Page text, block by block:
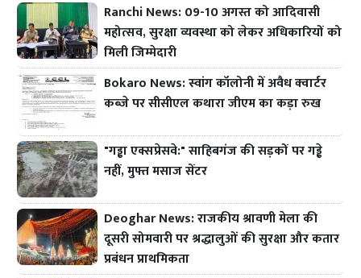
Ranchi News: 09-10 अगस्त को आदिवासी
महोत्सव, सुरक्षा व्यवस्था को लेकर अधिकारियों को
मिली जिम्मेदारी
Bokaro News: स्वांग कॉलोनी में अवैध क्वार्टर
कब्जे पर सीसीएल कथारा जीएम का कड़ा रुख
"गड्ढा एक्सप्रेसवे:" साहिबगंज की सड़कों पर गड्ढे
नहीं, मुफ्त मसाज सेंटर
Deoghar News: राजकीय श्रावणी मेला की
दूसरी सोमवारी पर श्रद्धालुओं की सुरक्षा और कतार
प्रबंधन प्राथमिकता